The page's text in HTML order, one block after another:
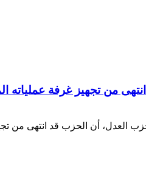
من تجهيز غرفة عملياته
لحزب العدل، أن الحزب قد انتهى